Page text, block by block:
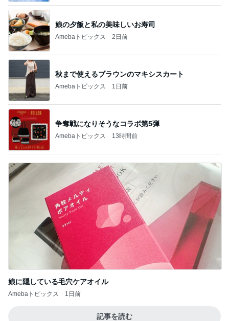
娘の夕飯と私の美味しいお寿司
Amebaトピックス 2日前
秋まで使えるブラウンのマキシスカート
Amebaトピックス 1日前
争奪戦になりそうなコラボ第5弾
Amebaトピックス 13時間前
娘に隠している毛穴ケアオイル
Amebaトピックス 1日前
記事を読む